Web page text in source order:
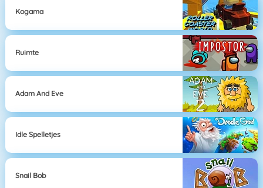
Kogama
Ruimte
Adam And Eve
Idle Spelletjes
Snail Bob